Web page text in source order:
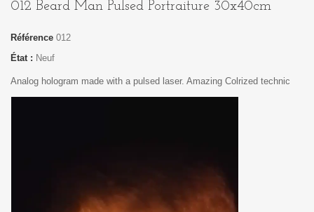
012 Beard Man Pulsed Portraiture 30x40cm
Référence 012
État : Neuf
Analog hologram made with a pulsed laser. Amazing Colrized technic